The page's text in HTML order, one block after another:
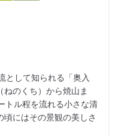
として知られる「奥入
のくち）から焼山ま
トル程を流れる小さな清
にはその景観の美しさ